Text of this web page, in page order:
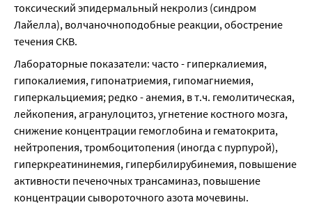
токсический эпидермальный некролиз (синдром
Лайелла), волчаночноподобные реакции, обострение
течения СКВ.
Лабораторные показатели: часто - гиперкалиемия,
гипокалиемия, гипонатриемия, гипомагниемия,
гиперкальциемия; редко - анемия, в т.ч. гемолитическая,
лейкопения, агранулоцитоз, угнетение костного мозга,
снижение концентрации гемоглобина и гематокрита,
нейтропения, тромбоцитопения (иногда с пурпурой),
гиперкреатининемия, гипербилирубинемия, повышение
активности печеночных трансаминаз, повышение
концентрации сывороточного азота мочевины.